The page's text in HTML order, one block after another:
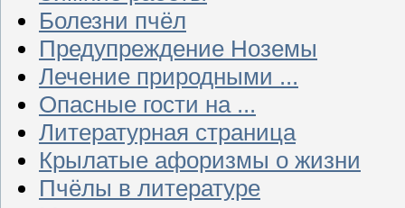
Болезни пчёл
Предупреждение Ноземы
Лечение природными ...
Опасные гости на ...
Литературная страница
Крылатые афоризмы о жизни
Пчёлы в литературе